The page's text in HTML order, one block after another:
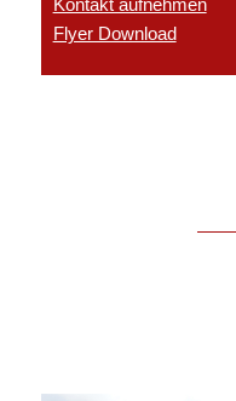
Flyer Download